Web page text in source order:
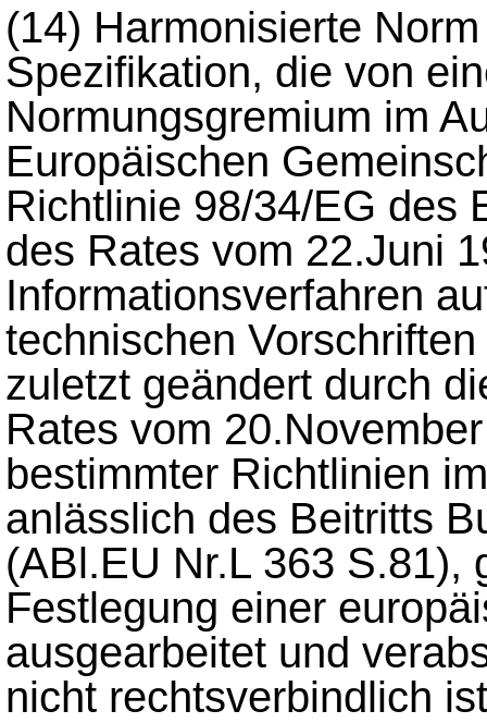
(14) Harmonisierte
Spezifikation, die von
Normungsgremium im
Europäischen
Richtlinie 98/34/EG des
des Rates vom 22.Juni
Informationsverfahren
technischen
zuletzt geändert durch
Rates vom
bestimmter Richtlinien
anlässlich des Beitritts
(ABl.EU Nr.L 363 S.81),
Festlegung einer
ausgearbeitet und
nicht rechtsverbindlich